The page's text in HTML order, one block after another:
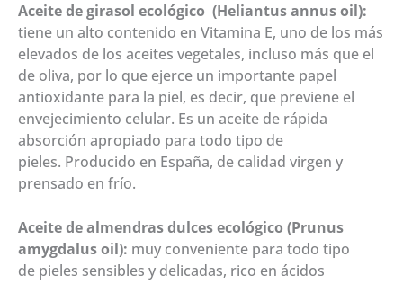
Aceite de girasol ecológico (Heliantus annus oil):
tiene un alto contenido en Vitamina E, uno de los más
elevados de los aceites vegetales, incluso más que el
de oliva, por lo que ejerce un importante papel
antioxidante para la piel, es decir, que previene el
envejecimiento celular. Es un aceite de rápida
absorción apropiado para todo tipo de
pieles. Producido en España, de calidad virgen y
prensado en frío.
Aceite de almendras dulces ecológico (Prunus
amygdalus oil): muy conveniente para todo tipo
de pieles sensibles y delicadas, rico en ácidos